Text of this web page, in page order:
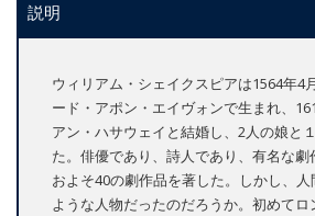
説明
ウィリアム・シェイクスピアは1564年4
ード・アポン・エイヴォンで生まれ、
アン・ハサウェイと結婚し、2人の娘と
た。俳優であり、詩人であり、有名な
およそ40の劇作品を著した。しかし、
ような人物だったのだろうか。初めてロ